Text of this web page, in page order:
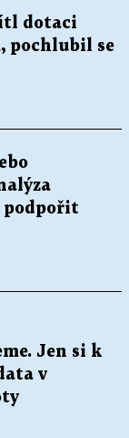
dotaci
pochlubil se
podpořit
Jen si k
v